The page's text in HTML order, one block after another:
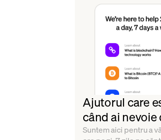
Ajutorul care
când ai nevoie
Suntem aici pentru a